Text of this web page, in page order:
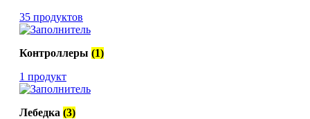
35 продуктов
Контроллеры (1)
1 продукт
Лебедка (3)